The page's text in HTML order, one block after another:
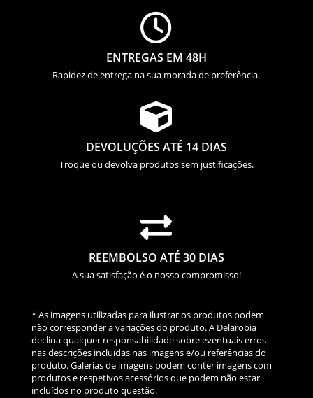

ENTREGAS EM 48H
Rapidez de entrega na sua morada de preferência.

DEVOLUÇÕES ATÉ 14 DIAS
Troque ou devolva produtos sem justificações.

REEMBOLSO ATÉ 30 DIAS
A sua satisfação é o nosso compromisso!
* As imagens utilizadas para ilustrar os produtos podem
não corresponder a variações do produto. A Delarobia
declina qualquer responsabilidade sobre eventuais erros
nas descrições incluídas nas imagens e/ou referências do
produto. Galerias de imagens podem conter imagens com
produtos e respetivos acessórios que podem não estar
incluídos no produto questão.